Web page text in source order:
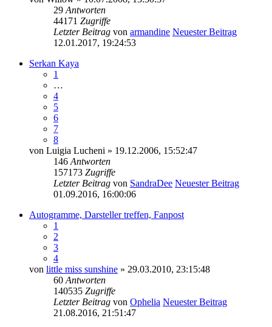
29 Antworten
44171 Zugriffe
Letzter Beitrag von armandine Neuester Beitrag
12.01.2017, 19:24:53
Serkan Kaya
1
…
4
5
6
7
8
von Luigia Lucheni » 19.12.2006, 15:52:47
146 Antworten
157173 Zugriffe
Letzter Beitrag von SandraDee Neuester Beitrag
01.09.2016, 16:00:06
Autogramme, Darsteller treffen, Fanpost
1
2
3
4
von little miss sunshine » 29.03.2010, 23:15:48
60 Antworten
140535 Zugriffe
Letzter Beitrag von Ophelia Neuester Beitrag
21.08.2016, 21:51:47